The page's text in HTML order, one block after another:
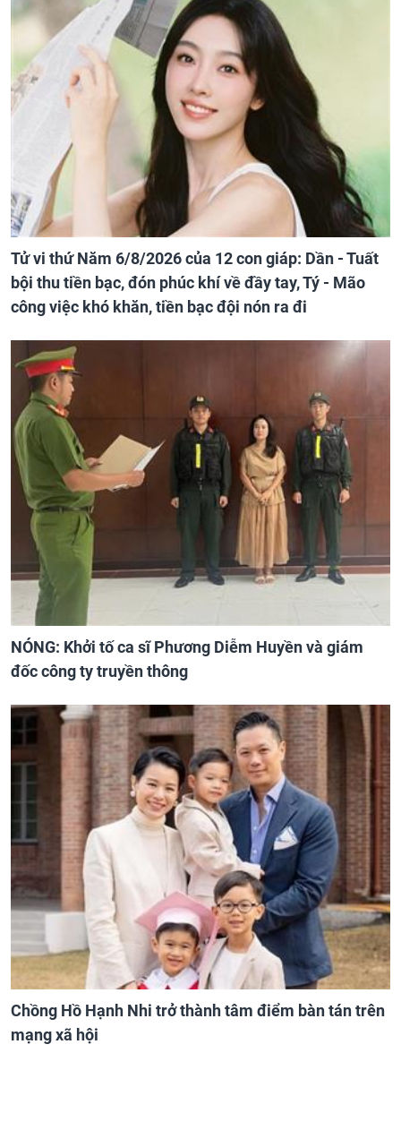
Tử vi thứ Năm 6/8/2026 của 12 con giáp: Dần - Tuất
bội thu tiền bạc, đón phúc khí về đầy tay, Tý - Mão
công việc khó khăn, tiền bạc đội nón ra đi
NÓNG: Khởi tố ca sĩ Phương Diễm Huyền và giám
đốc công ty truyền thông
Chồng Hồ Hạnh Nhi trở thành tâm điểm bàn tán trên
mạng xã hội